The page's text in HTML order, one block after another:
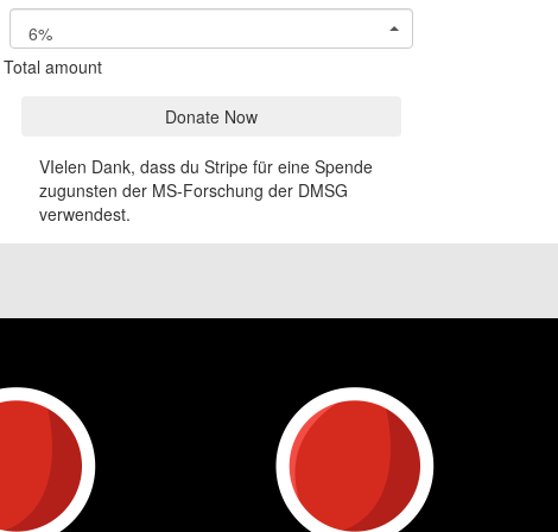
6%
Total amount
Donate Now
VIelen Dank, dass du Stripe für eine Spende
zugunsten der MS-Forschung der DMSG
verwendest.